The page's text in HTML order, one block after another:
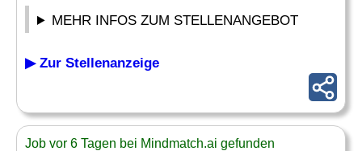
MEHR INFOS ZUM STELLENANGEBOT
▶ Zur Stellenanzeige
Job vor 6 Tagen bei Mindmatch.ai gefunden